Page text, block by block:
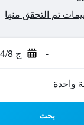
- ج 14/8
بحث